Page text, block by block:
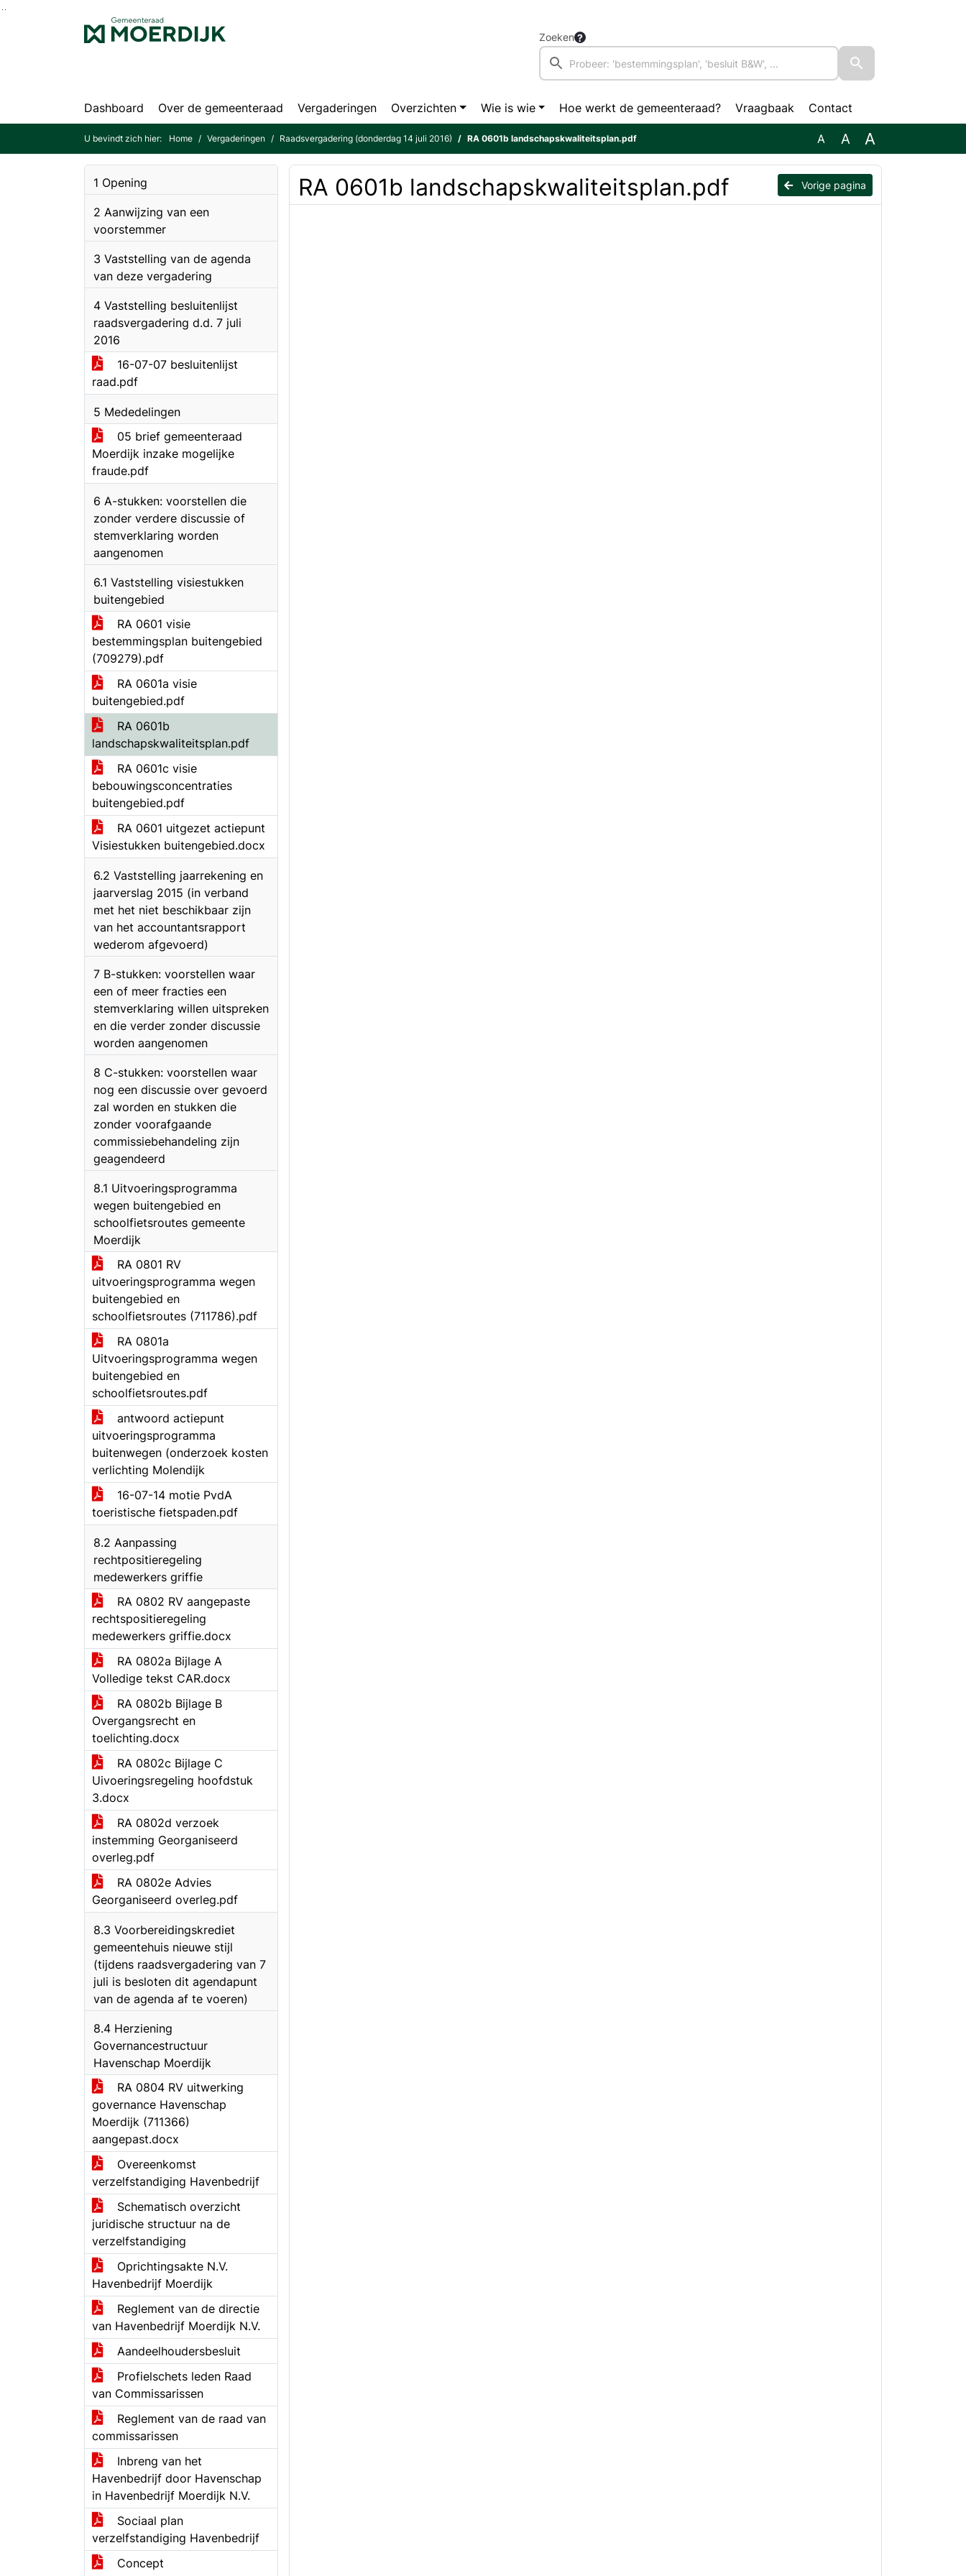
Ga naar de inhoud van deze pagina
Zoeken
Dashboard Over de gemeenteraad Vergaderingen Overzichten Wie is wie Hoe werkt de gemeenteraad? Vraagbaak Contact
U bevindt zich hier: Home Vergaderingen Raadsvergadering (donderdag 14 juli 2016) RA 0601b landschapskwaliteitsplan.pdf A A A
1 Opening
2 Aanwijzing van een
voorstemmer
3 Vaststelling van de agenda
van deze vergadering
4 Vaststelling besluitenlijst
raadsvergadering d.d. 7 juli
2016
16-07-07 besluitenlijst
raad.pdf
5 Mededelingen
05 brief gemeenteraad
Moerdijk inzake mogelijke
fraude.pdf
6 A-stukken: voorstellen die
zonder verdere discussie of
stemverklaring worden
aangenomen
6.1 Vaststelling visiestukken
buitengebied
RA 0601 visie
bestemmingsplan buitengebied
(709279).pdf
RA 0601a visie
buitengebied.pdf
RA 0601b
landschapskwaliteitsplan.pdf
RA 0601c visie
bebouwingsconcentraties
buitengebied.pdf
RA 0601 uitgezet actiepunt
Visiestukken buitengebied.docx
6.2 Vaststelling jaarrekening en
jaarverslag 2015 (in verband
met het niet beschikbaar zijn
van het accountantsrapport
wederom afgevoerd)
7 B-stukken: voorstellen waar
een of meer fracties een
stemverklaring willen uitspreken
en die verder zonder discussie
worden aangenomen
8 C-stukken: voorstellen waar
nog een discussie over gevoerd
zal worden en stukken die
zonder voorafgaande
commissiebehandeling zijn
geagendeerd
8.1 Uitvoeringsprogramma
wegen buitengebied en
schoolfietsroutes gemeente
Moerdijk
RA 0801 RV
uitvoeringsprogramma wegen
buitengebied en
schoolfietsroutes (711786).pdf
RA 0801a
Uitvoeringsprogramma wegen
buitengebied en
schoolfietsroutes.pdf
antwoord actiepunt
uitvoeringsprogramma
buitenwegen (onderzoek kosten
verlichting Molendijk
16-07-14 motie PvdA
toeristische fietspaden.pdf
8.2 Aanpassing
rechtpositieregeling
medewerkers griffie
RA 0802 RV aangepaste
rechtspositieregeling
medewerkers griffie.docx
RA 0802a Bijlage A
Volledige tekst CAR.docx
RA 0802b Bijlage B
Overgangsrecht en
toelichting.docx
RA 0802c Bijlage C
Uivoeringsregeling hoofdstuk
3.docx
RA 0802d verzoek
instemming Georganiseerd
overleg.pdf
RA 0802e Advies
Georganiseerd overleg.pdf
8.3 Voorbereidingskrediet
gemeentehuis nieuwe stijl
(tijdens raadsvergadering van 7
juli is besloten dit agendapunt
van de agenda af te voeren)
8.4 Herziening
Governancestructuur
Havenschap Moerdijk
RA 0804 RV uitwerking
governance Havenschap
Moerdijk (711366)
aangepast.docx
Overeenkomst
verzelfstandiging Havenbedrijf
Schematisch overzicht
juridische structuur na de
verzelfstandiging
Oprichtingsakte N.V.
Havenbedrijf Moerdijk
Reglement van de directie
van Havenbedrijf Moerdijk N.V.
Aandeelhoudersbesluit
Profielschets leden Raad
van Commissarissen
Reglement van de raad van
commissarissen
Inbreng van het
Havenbedrijf door Havenschap
in Havenbedrijf Moerdijk N.V.
Sociaal plan
verzelfstandiging Havenbedrijf
Concept
Vorige pagina
RA 0601b landschapskwaliteitsplan.pdf